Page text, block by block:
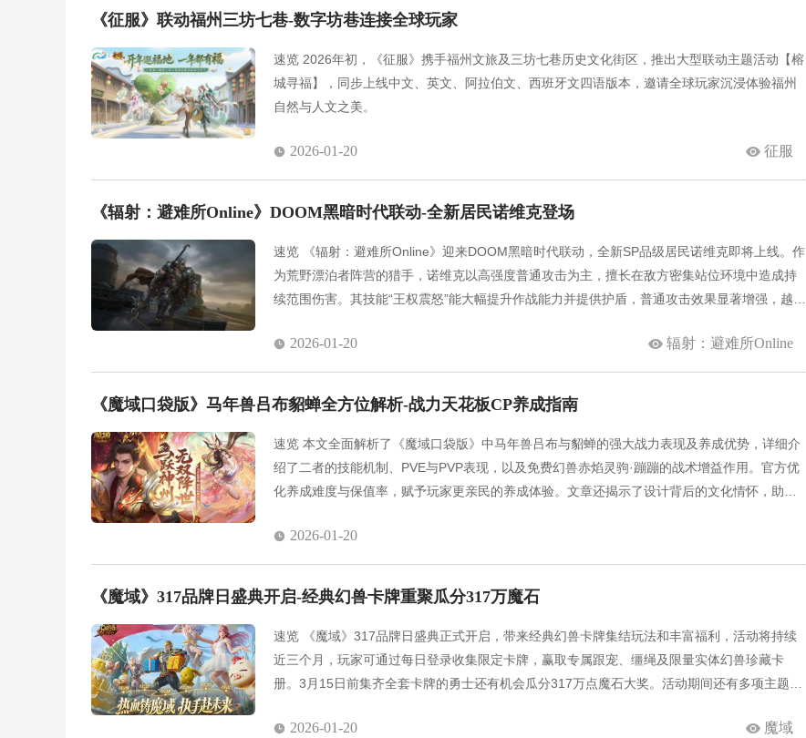
《征服》联动福州三坊七巷-数字坊巷连接全球玩家
速览 2026年初，《征服》携手福州文旅及三坊七巷历史文化街区，推出大型联动主题活动【榕
城寻福】，同步上线中文、英文、阿拉伯文、西班牙文四语版本，邀请全球玩家沉浸体验福州
自然与人文之美。
2026-01-20 征服
《辐射：避难所Online》DOOM黑暗时代联动-全新居民诺维克登场
速览 《辐射：避难所Online》迎来DOOM黑暗时代联动，全新SP品级居民诺维克即将上线。作
为荒野漂泊者阵营的猎手，诺维克以高强度普通攻击为主，擅长在敌方密集站位环境中造成持
续范围伤害。其技能“王权震怒”能大幅提升作战能力并提供护盾，普通攻击效果显著增强，越战
限时皮肤“湮灭先驱”同步上线。
2026-01-20 辐射：避难所Online
《魔域口袋版》马年兽吕布貂蝉全方位解析-战力天花板CP养成指南
速览 本文全面解析了《魔域口袋版》中马年兽吕布与貂蝉的强大战力表现及养成优势，详细介
绍了二者的技能机制、PVE与PVP表现，以及免费幻兽赤焰灵驹·蹦蹦的战术增益作用。官方优
化养成难度与保值率，赋予玩家更亲民的养成体验。文章还揭示了设计背后的文化情怀，助力
2026-01-20
《魔域》317品牌日盛典开启-经典幻兽卡牌重聚瓜分317万魔石
速览 《魔域》317品牌日盛典正式开启，带来经典幻兽卡牌集结玩法和丰富福利，活动将持续
近三个月，玩家可通过每日登录收集限定卡牌，赢取专属跟宠、缰绳及限量实体幻兽珍藏卡
册。3月15日前集齐全套卡牌的勇士还有机会瓜分317万点魔石大奖。活动期间还有多项主题玩
周边和游戏豪礼。此次庆典旨在感恩陪伴，重温热血情谊，邀玩家共赴雷鸣大陆盛会。
2026-01-20 魔域